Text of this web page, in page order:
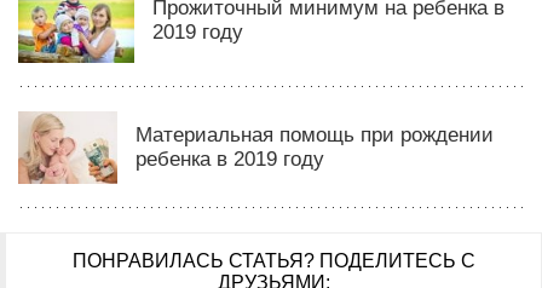
Прожиточный минимум на ребенка в
2019 году
Материальная помощь при рождении
ребенка в 2019 году
ПОНРАВИЛАСЬ СТАТЬЯ? ПОДЕЛИТЕСЬ С
ДРУЗЬЯМИ: